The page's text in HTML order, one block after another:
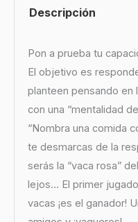
Descripción
Pon a prueba tu
El objetivo es
planteen pensando en
con una “mentalidad
“Nombra una comida
te desmarcas de la
serás la “vaca rosa”
lejos… El primer
vacas ¡es el ganador!